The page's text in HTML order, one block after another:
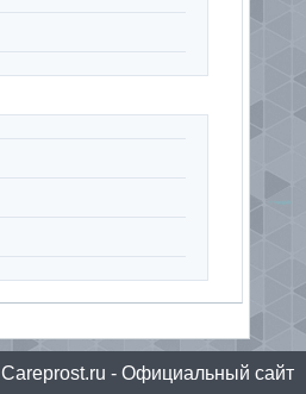
Сareprost.ru - Официальный сайт